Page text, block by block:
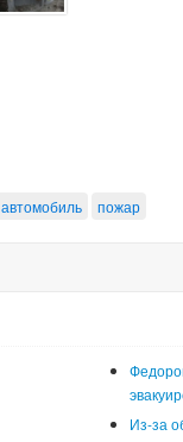
автомобиль пожар
Из-за